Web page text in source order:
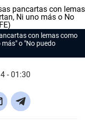
con lemas como
o "No puedo
- 01:30